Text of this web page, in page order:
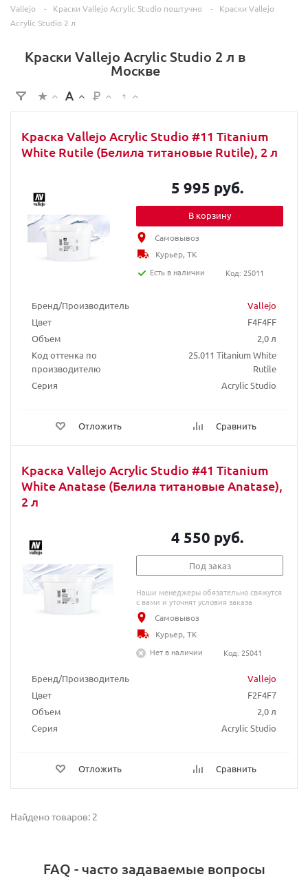
Vallеjo
- Краски Vallеjo Acrylic Studio поштучно -
Краски Vallеjo
Acrylic Studio 2 л
Краски Vallеjo Acrylic Studio 2 л в
Москве
Краска Vallejo Acrylic Studio #11 Titanium
White Rutile (Белила титановые Rutile), 2 л
Бренд/Производитель
Vallejo
Цвет
F4F4FF
Объем
2,0 л
Код оттенка по
производителю
25.011 Titanium White
Rutile
Серия
Acrylic Studio
Отложить Сравнить
5 995 руб.
В корзину
Самовывоз
Курьер, ТК
Есть в наличии
Код: 25011
Краска Vallejo Acrylic Studio #41 Titanium
White Anatase (Белила титановые Anatase),
2 л
Бренд/Производитель
Vallejo
Цвет
F2F4F7
Объем
2,0 л
Серия
Acrylic Studio
Отложить Сравнить
4 550 руб.
Под заказ
Наши менеджеры обязательно свяжутся
с вами и уточнят условия заказа
Самовывоз
Курьер, ТК
Нет в наличии
Код: 25041
Найдено товаров: 2
FAQ - часто задаваемые вопросы